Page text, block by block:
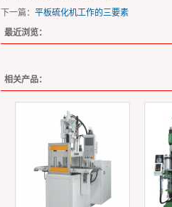
下一篇： 平板硫化机工作的三要素
最近浏览：
相关产品：